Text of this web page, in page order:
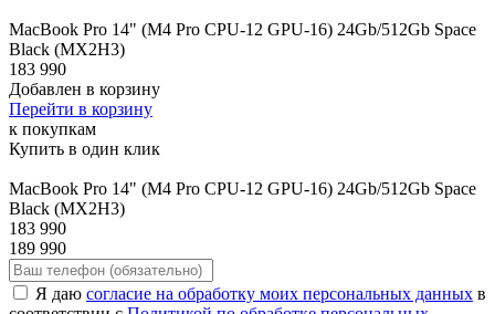
MacBook Pro 14" (M4 Pro CPU-12 GPU-16) 24Gb/512Gb Space
Black (MX2H3)
183 990
Добавлен в корзину
Перейти в корзину
к покупкам
Купить в один клик
MacBook Pro 14" (M4 Pro CPU-12 GPU-16) 24Gb/512Gb Space
Black (MX2H3)
183 990
189 990
Я даю согласие на обработку моих персональных данных в